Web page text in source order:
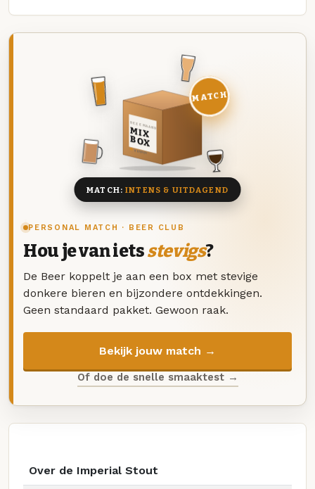
PERSONAL MATCH · BEER CLUB
Hou je van ietsstevigs?
De Beer koppelt je aan een box met stevige
donkere bieren en bijzondere ontdekkingen.
Geen standaard pakket. Gewoon raak.
Bekijk jouw match →
Of doe de snelle smaaktest →
DEZE MAAND
MIX
BOX
8 BIEREN
MATCH
MATCH:INTENS & UITDAGEND
Over de Imperial Stout